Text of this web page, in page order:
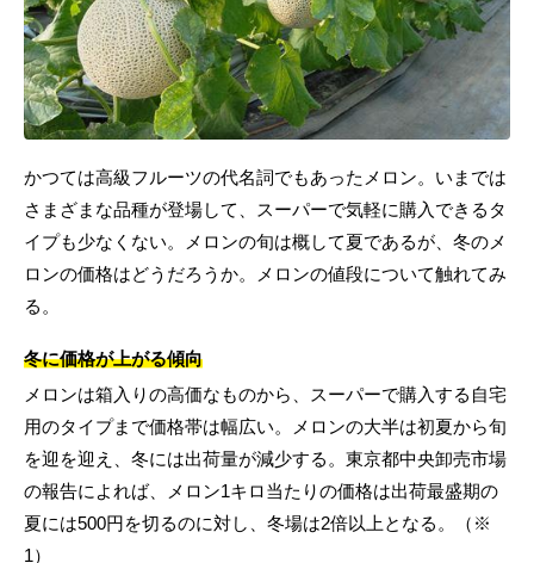
かつては高級フルーツの代名詞でもあったメロン。いまでは
さまざまな品種が登場して、スーパーで気軽に購入できるタ
イプも少なくない。メロンの旬は概して夏であるが、冬のメ
ロンの価格はどうだろうか。メロンの値段について触れてみ
る。
冬に価格が上がる傾向
メロンは箱入りの高価なものから、スーパーで購入する自宅
用のタイプまで価格帯は幅広い。メロンの大半は初夏から旬
を迎を迎え、冬には出荷量が減少する。東京都中央卸売市場
の報告によれば、メロン1キロ当たりの価格は出荷最盛期の
夏には500円を切るのに対し、冬場は2倍以上となる。（※
1）